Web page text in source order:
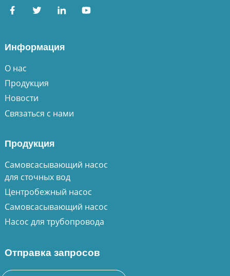
Информация
О нас
Продукция
Новости
Связаться с нами
Продукция
Самовсасывающий насос
для сточных вод
Центробежный насос
Самовсасывающий насос
Насос для трубопровода
Отправка запросов